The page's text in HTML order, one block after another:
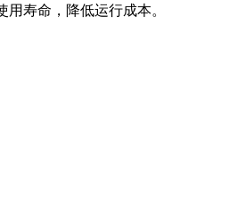
寿命，降低运行成本。